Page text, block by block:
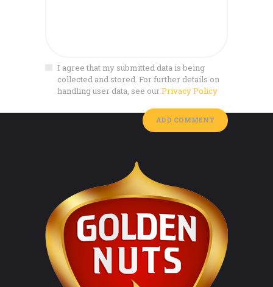
I agree that my submitted data is being
collected and stored. For further details on
handling user data, see ourPrivacy Policy